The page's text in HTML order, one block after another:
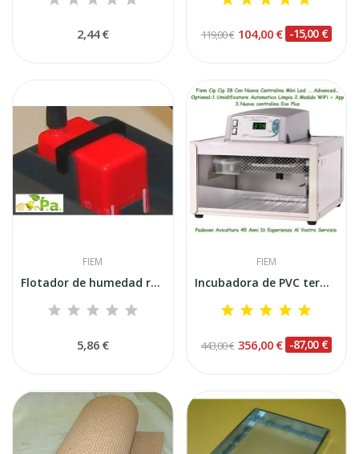
2,44 € 119,00 € 104,00 € -15,00 €
FIEM
Flotador de humedad rojo semiautomático Fiem...
5,86 €
FIEM
Incubadora de PVC termoaislante avanzada FIEM...
443,00 € 356,00 € -87,00 €